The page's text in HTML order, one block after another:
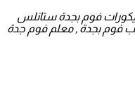
فوم بجدة ستانلس
فوم بجدة , معلم فوم جدة